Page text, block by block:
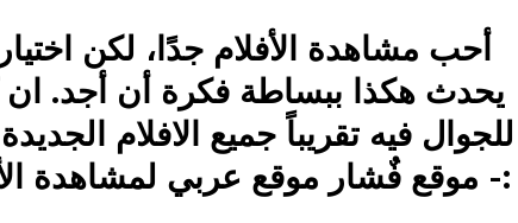
أحب مشاهدة الأفلام جدًا، لكن
يحدث هكذا ببساطة فكرة أن أجد.
للجوال فيه تقريباً جميع الافلام
:- موقع فٌشار موقع عربي لمشاهدة